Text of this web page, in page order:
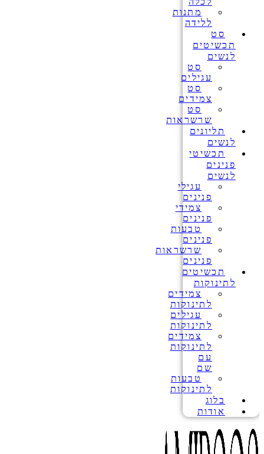
מתנות
ללידה
סט
תכשיטים
לנשים
סט
עגילים
סט
צמידים
סט
שרשראות
תליונים
לנשים
תכשיטי
פנינים
לנשים
עגילי
פנינים
צמידי
פנינים
טבעות
פנינים
שרשראות
פנינים
תכשיטים
לתינוקות
צמידים
לתינוקות
עגילים
לתינוקות
צמידים
לתינוקות
עם
שם
טבעות
לתינוקות
בלוג
אודות